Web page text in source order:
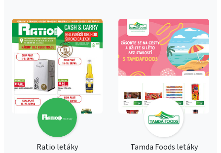
Ratio letáky Tamda Foods letáky